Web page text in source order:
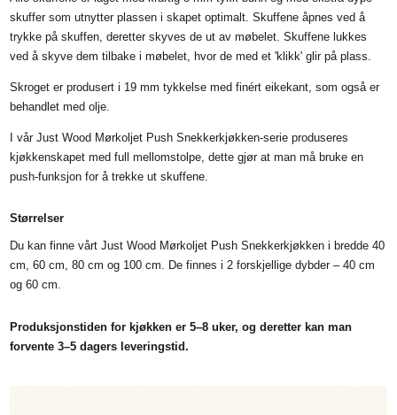
skuffer som utnytter plassen i skapet optimalt. Skuffene åpnes ved å
trykke på skuffen, deretter skyves de ut av møbelet. Skuffene lukkes
ved å skyve dem tilbake i møbelet, hvor de med et 'klikk' glir på plass.
Skroget er produsert i 19 mm tykkelse med finért eikekant, som også er
behandlet med olje.
I vår Just Wood Mørkoljet Push Snekkerkjøkken-serie produseres
kjøkkenskapet med full mellomstolpe, dette gjør at man må bruke en
push-funksjon for å trekke ut skuffene.
Størrelser
Du kan finne vårt Just Wood Mørkoljet Push Snekkerkjøkken i bredde 40
cm, 60 cm, 80 cm og 100 cm. De finnes i 2 forskjellige dybder – 40 cm
og 60 cm.
Produksjonstiden for kjøkken er 5–8 uker, og deretter kan man
forvente 3–5 dagers leveringstid.